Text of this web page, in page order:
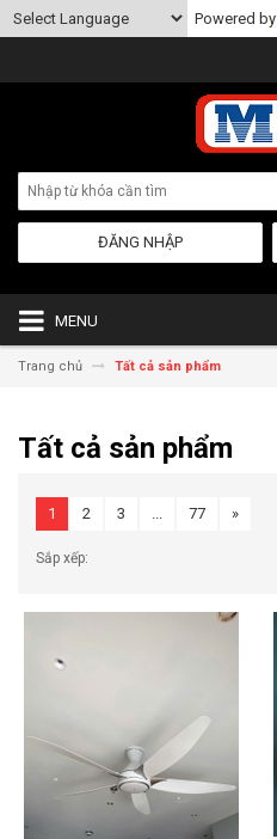
Powered by
ĐĂNG NHẬP
MENU
Trang chủ Tất cả sản phẩm
Tất cả sản phẩm
Sắp xếp:
1 2 3 ... 77 »